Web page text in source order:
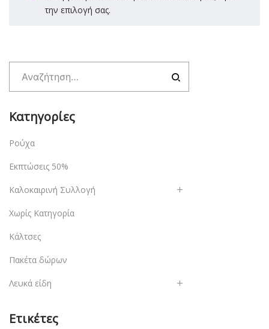
την επιλογή σας.
Κατηγορίες
Ρούχα
Εκπτώσεις 50%
Καλοκαιρινή Συλλογή
Χωρίς Κατηγορία
Κάλτσες
Πακέτα δώρων
Λευκά είδη
Ετικέτες